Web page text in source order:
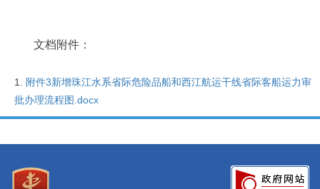
文档附件：
附件3新增珠江水系省际危险品船和西江航运干线省际客船运力审
批办理流程图.docx